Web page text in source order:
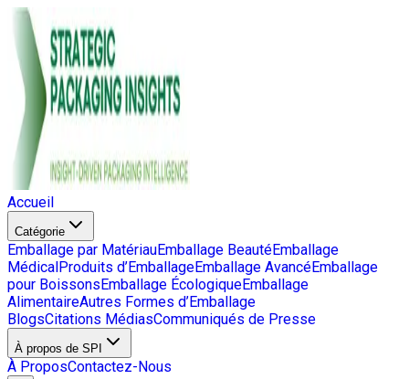
Accueil
Catégorie
Emballage par MatériauEmballage BeautéEmballage
MédicalProduits d’EmballageEmballage AvancéEmballage
pour BoissonsEmballage ÉcologiqueEmballage
AlimentaireAutres Formes d’Emballage
BlogsCitations MédiasCommuniqués de Presse
À propos de SPI
À ProposContactez-Nous